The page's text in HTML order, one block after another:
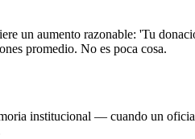
un aumento razonable: 'Tu
promedio. No es poca cosa.
institucional — cuando un